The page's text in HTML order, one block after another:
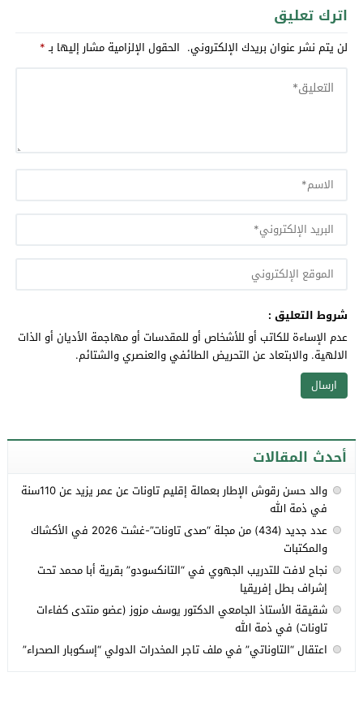
اترك تعليق
لن يتم نشر عنوان بريدك الإلكتروني. الحقول الإلزامية مشار إليها بـ*
شروط التعليق :
عدم الإساءة للكاتب أو للأشخاص أو للمقدسات أو مهاجمة الأديان أو الذات
الالهية. والابتعاد عن التحريض الطائفي والعنصري والشتائم.
أحدث المقالات
والد حسن رقوش الإطار بعمالة إقليم تاونات عن عمر يزيد عن 110سنة
في ذمة الله
عدد جديد (434) من مجلة “صدى تاونات”-غشت 2026 في الأكشاك
والمكتبات
نجاح لافت للتدريب الجهوي في “التانكسودو” بقرية أبا محمد تحت
إشراف بطل إفريقيا
شقيقة الأستاذ الجامعي الدكتور يوسف مزوز (عضو منتدى كفاءات
تاونات) في ذمة الله
اعتقال “التاوناتي” في ملف تاجر المخدرات الدولي “إسكوبار الصحراء”